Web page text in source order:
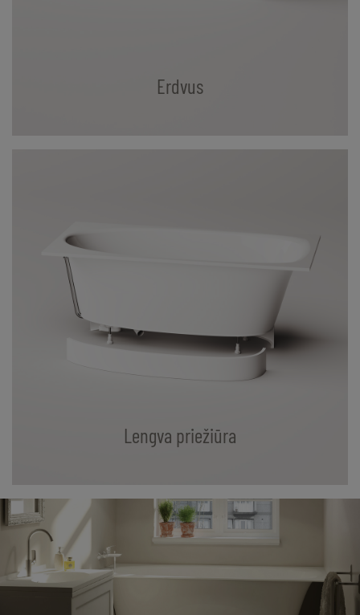
Erdvus
Lengva priežiūra